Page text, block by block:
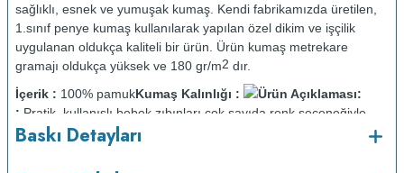
sağlıklı, esnek ve yumuşak kumaş. Kendi fabrikamızda üretilen,
1.sınıf penye kumaş kullanılarak yapılan özel dikim ve işçilik
uygulanan oldukça kaliteli bir ürün. Ürün kumaş metrekare
gramajı oldukça yüksek ve 180 gr/m2 dır.
İçerik : 100% pamukKumaş Kalınlığı :
Ürün Açıklaması:
: Pratik, kullanışlı bebek zıbınları çok sayıda renk seçeneğiyle
sunuluyor. İster yüzlerce hazır tasarımı kullanabilir, isterseniz size
özel bir resim veya yazı ekleyerek kendiniz dizayn edebilirsiniz.
Baskı Detayları